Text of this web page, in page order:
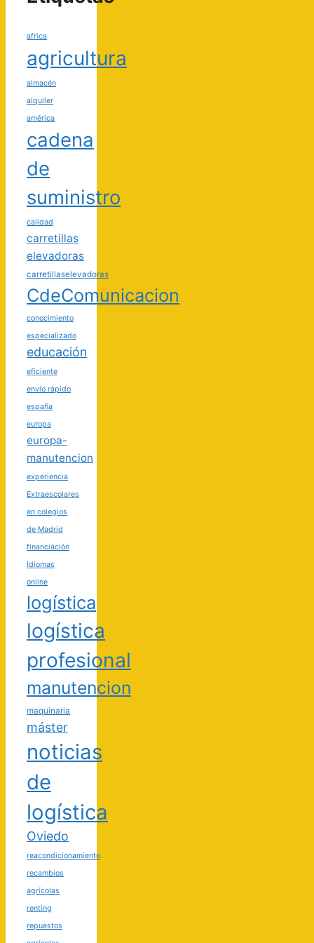
africa
agricultura
almacén
alquiler
américa
cadena
de
suministro
calidad
carretillas
elevadoras
carretillaselevadoras
CdeComunicacion
conocimiento
especializado
educación
eficiente
envío rápido
españa
europa
europa-
manutencion
experiencia
Extraescolares
en colegios
de Madrid
financiación
Idiomas
online
logística
logística
profesional
manutencion
maquinaria
máster
noticias
de
logística
Oviedo
reacondicionamiento
recambios
agrícolas
renting
repuestos